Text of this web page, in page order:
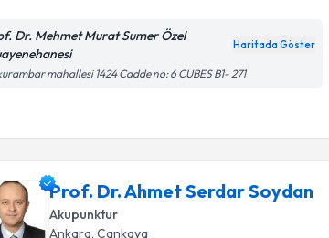
Dr. Mehmet Murat Sumer Özel
Haritada Göster
mahallesi 1424 Cadde no: 6 CUBES B1- 271
Prof. Dr. Ahmet Serdar Soydan
Akupunktur
Ankara, Çankaya